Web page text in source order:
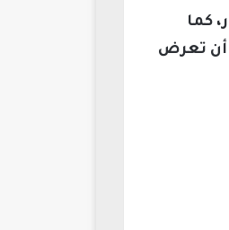
كما
أن تعرض